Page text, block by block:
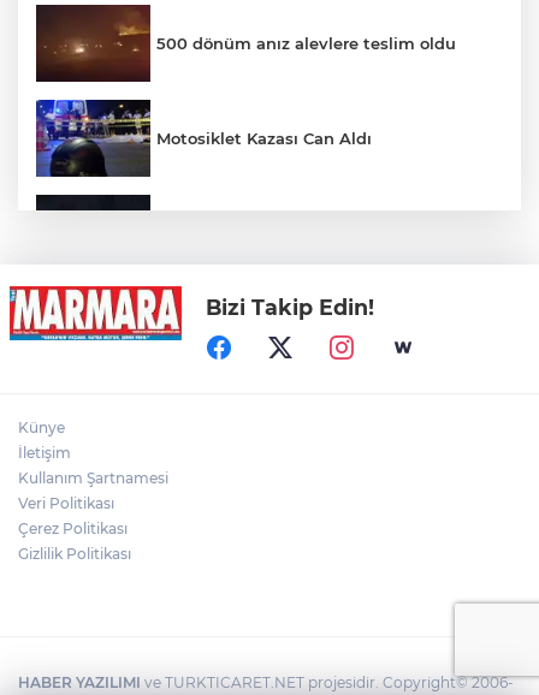
500 dönüm anız alevlere teslim oldu
Motosiklet Kazası Can Aldı
Kayseri'de Feci Kaza: 1 Ölü, 3 Yaralı
Bizi Takip Edin!
Künye
İletişim
Kullanım Şartnamesi
Veri Politikası
Çerez Politikası
Gizlilik Politikası
HABER YAZILIMI ve TURKTICARET.NET projesidir. Copyright© 2006-